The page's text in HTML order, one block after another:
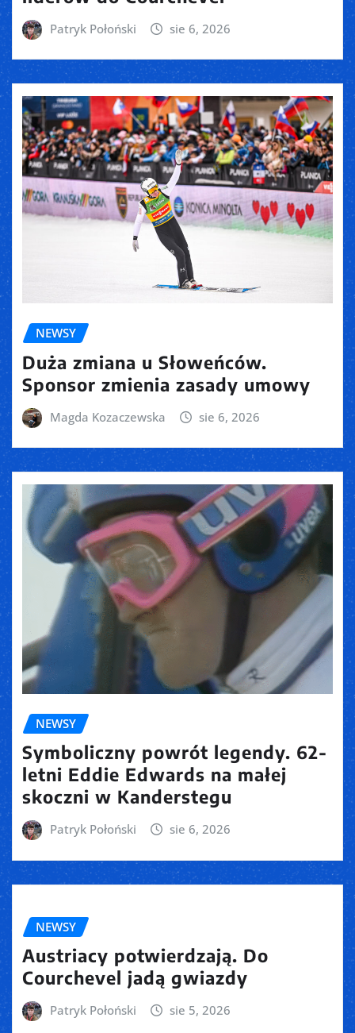
Patryk Połoński sie 6, 2026
NEWSY
Duża zmiana u Słoweńców.
Sponsor zmienia zasady umowy
Magda Kozaczewska sie 6, 2026
NEWSY
Symboliczny powrót legendy. 62-
letni Eddie Edwards na małej
skoczni w Kanderstegu
Patryk Połoński sie 6, 2026
NEWSY
Austriacy potwierdzają. Do
Courchevel jadą gwiazdy
Patryk Połoński sie 5, 2026